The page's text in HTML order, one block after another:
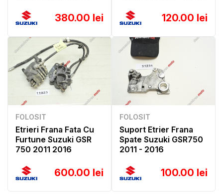
380.00 lei 120.00 lei
FOLOSIT
Etrieri Frana Fata Cu
Furtune Suzuki GSR
750 2011 2016
600.00 lei
FOLOSIT
Suport Etrier Frana
Spate Suzuki GSR750
2011 - 2016
100.00 lei